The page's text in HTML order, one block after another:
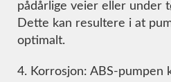
pådårlige veier eller under
Dette kan resultere i at
optimalt.
4. Korrosjon: ABS-pumpen